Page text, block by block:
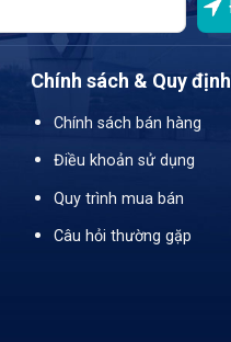
Chính sách & Quy định
Chính sách bán hàng
Điều khoản sử dụng
Quy trình mua bán
Câu hỏi thường gặp